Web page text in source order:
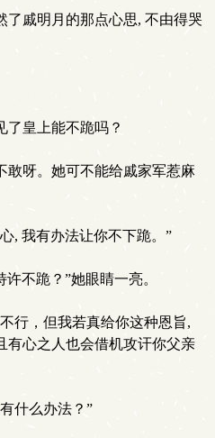
了戚明月的那点心思, 不由得哭
了皇上能不跪吗？
敢呀。她可不能给戚家军惹麻
, 我有办法让你不下跪。”
不跪？”她眼睛一亮。
行，但我若真给你这种恩旨,
有心之人也会借机攻讦你父亲
什么办法？”